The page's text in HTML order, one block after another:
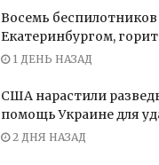
Восемь
Екатеринбургом,
1 ДЕНЬ НАЗАД
США нарастили
помощь Украине для
2 ДНЯ НАЗАД